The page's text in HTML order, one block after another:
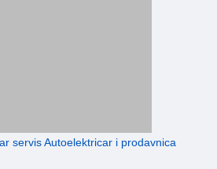
servis Autoelektricar i prodavnica